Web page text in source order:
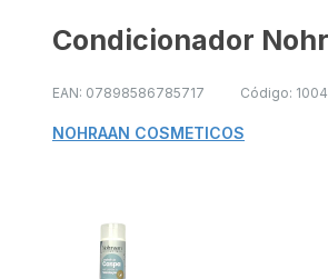
Condicionador
EAN: 07898586785717 Código:
NOHRAAN COSMETICOS